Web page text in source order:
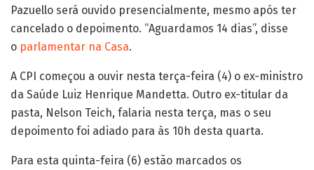
Pazuello será ouvido presencialmente, mesmo após ter
cancelado o depoimento. “Aguardamos 14 dias”, disse
o parlamentar na Casa.
A CPI começou a ouvir nesta terça-feira (4) o ex-ministro
da Saúde Luiz Henrique Mandetta. Outro ex-titular da
pasta, Nelson Teich, falaria nesta terça, mas o seu
depoimento foi adiado para às 10h desta quarta.
Para esta quinta-feira (6) estão marcados os